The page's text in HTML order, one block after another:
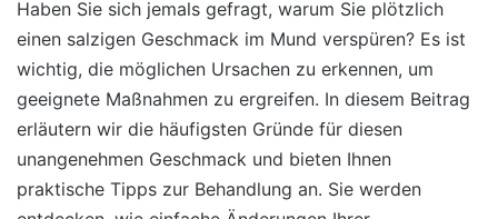
Haben Sie sich jemals gefragt, warum Sie plötzlich
einen salzigen Geschmack im Mund verspüren? Es ist
wichtig, die möglichen Ursachen zu erkennen, um
geeignete Maßnahmen zu ergreifen. In diesem Beitrag
erläutern wir die häufigsten Gründe für diesen
unangenehmen Geschmack und bieten Ihnen
praktische Tipps zur Behandlung an. Sie werden